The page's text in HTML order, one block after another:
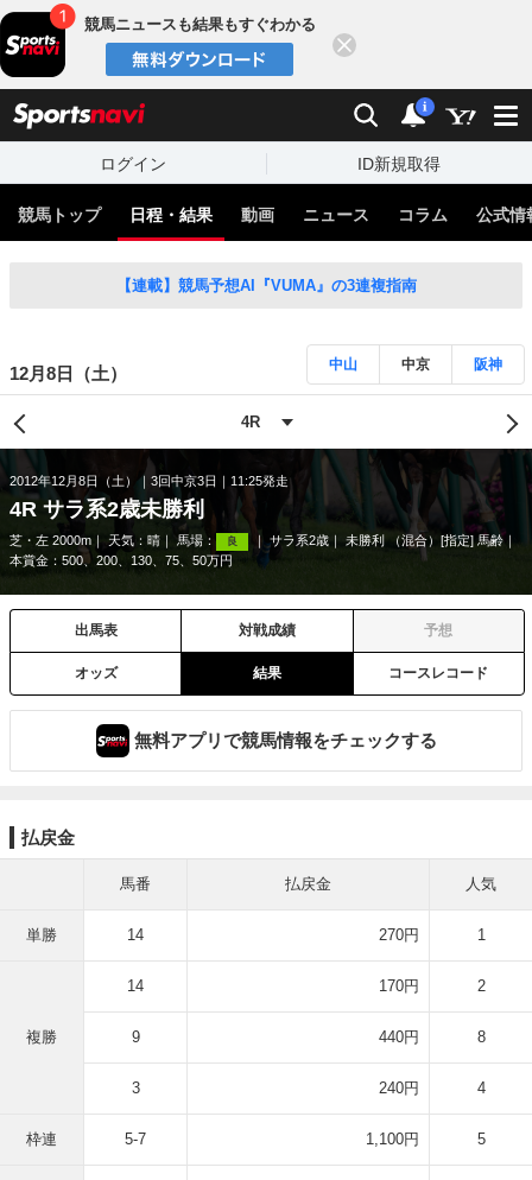
競馬ニュースも結果もすぐわかる
検索 通知
i
ログイン ID新規取得
競馬トップ 日程・結果 動画 ニュース コラム 公式情
【連載】競馬予想AI『VUMA』の3連複指南
12月8日（土） 中山 中京 阪神
2012年12月8日（土） 3回中京3日 11:25発走
4R サラ系2歳未勝利
芝・左 2000m 天気： 晴 馬場： 良 サラ系2歳
未勝利 （混合）[指定] 馬齢
本賞金：500、200、130、75、50万円
出馬表 対戦成績 予想
オッズ 結果 コースレコード
無料アプリで競馬情報をチェックする
払戻金
馬番 払戻金 人気
単勝 14 270円 1
複勝
14 170円 2
9 440円 8
3 240円 4
枠連 5-7 1,100円 5